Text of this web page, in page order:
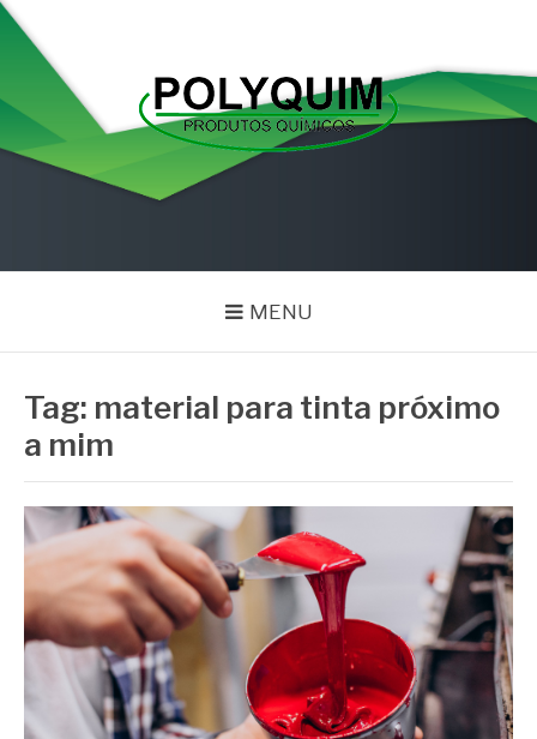
Pular
para
conteúdo
POLYQUIM
MENU
Tag: material para tinta próximo
a mim